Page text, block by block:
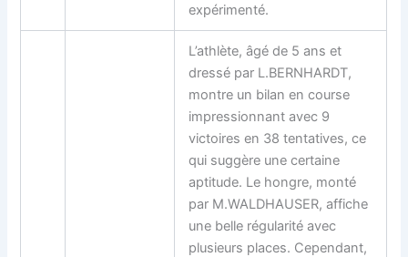
expérimenté.
L’athlète, âgé de 5 ans et
dressé par L.BERNHARDT,
montre un bilan en course
impressionnant avec 9
victoires en 38 tentatives, ce
qui suggère une certaine
aptitude. Le hongre, monté
par M.WALDHAUSER, affiche
une belle régularité avec
plusieurs places. Cependant,